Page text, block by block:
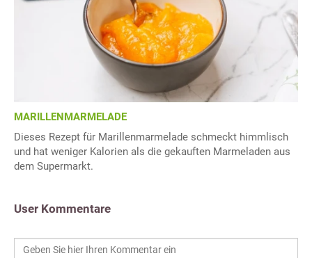
MARILLENMARMELADE
Dieses Rezept für Marillenmarmelade schmeckt himmlisch
und hat weniger Kalorien als die gekauften Marmeladen aus
dem Supermarkt.
User Kommentare